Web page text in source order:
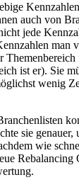
auch von
jede
man
ist er). Sie
wenig
sie
wie
Rebalancing